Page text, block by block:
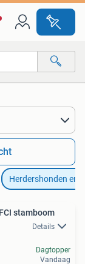
Herdershonden en
stamboom
Details
Dagtopper
Vandaag